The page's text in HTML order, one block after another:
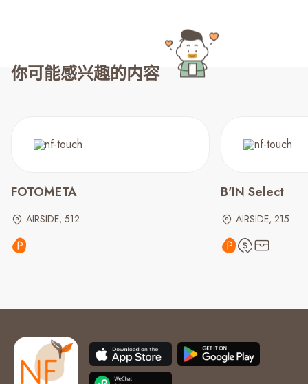
你可能感兴趣的内容
FOTOMETA
AIRSIDE, 512
B'IN Select
AIRSIDE, 215